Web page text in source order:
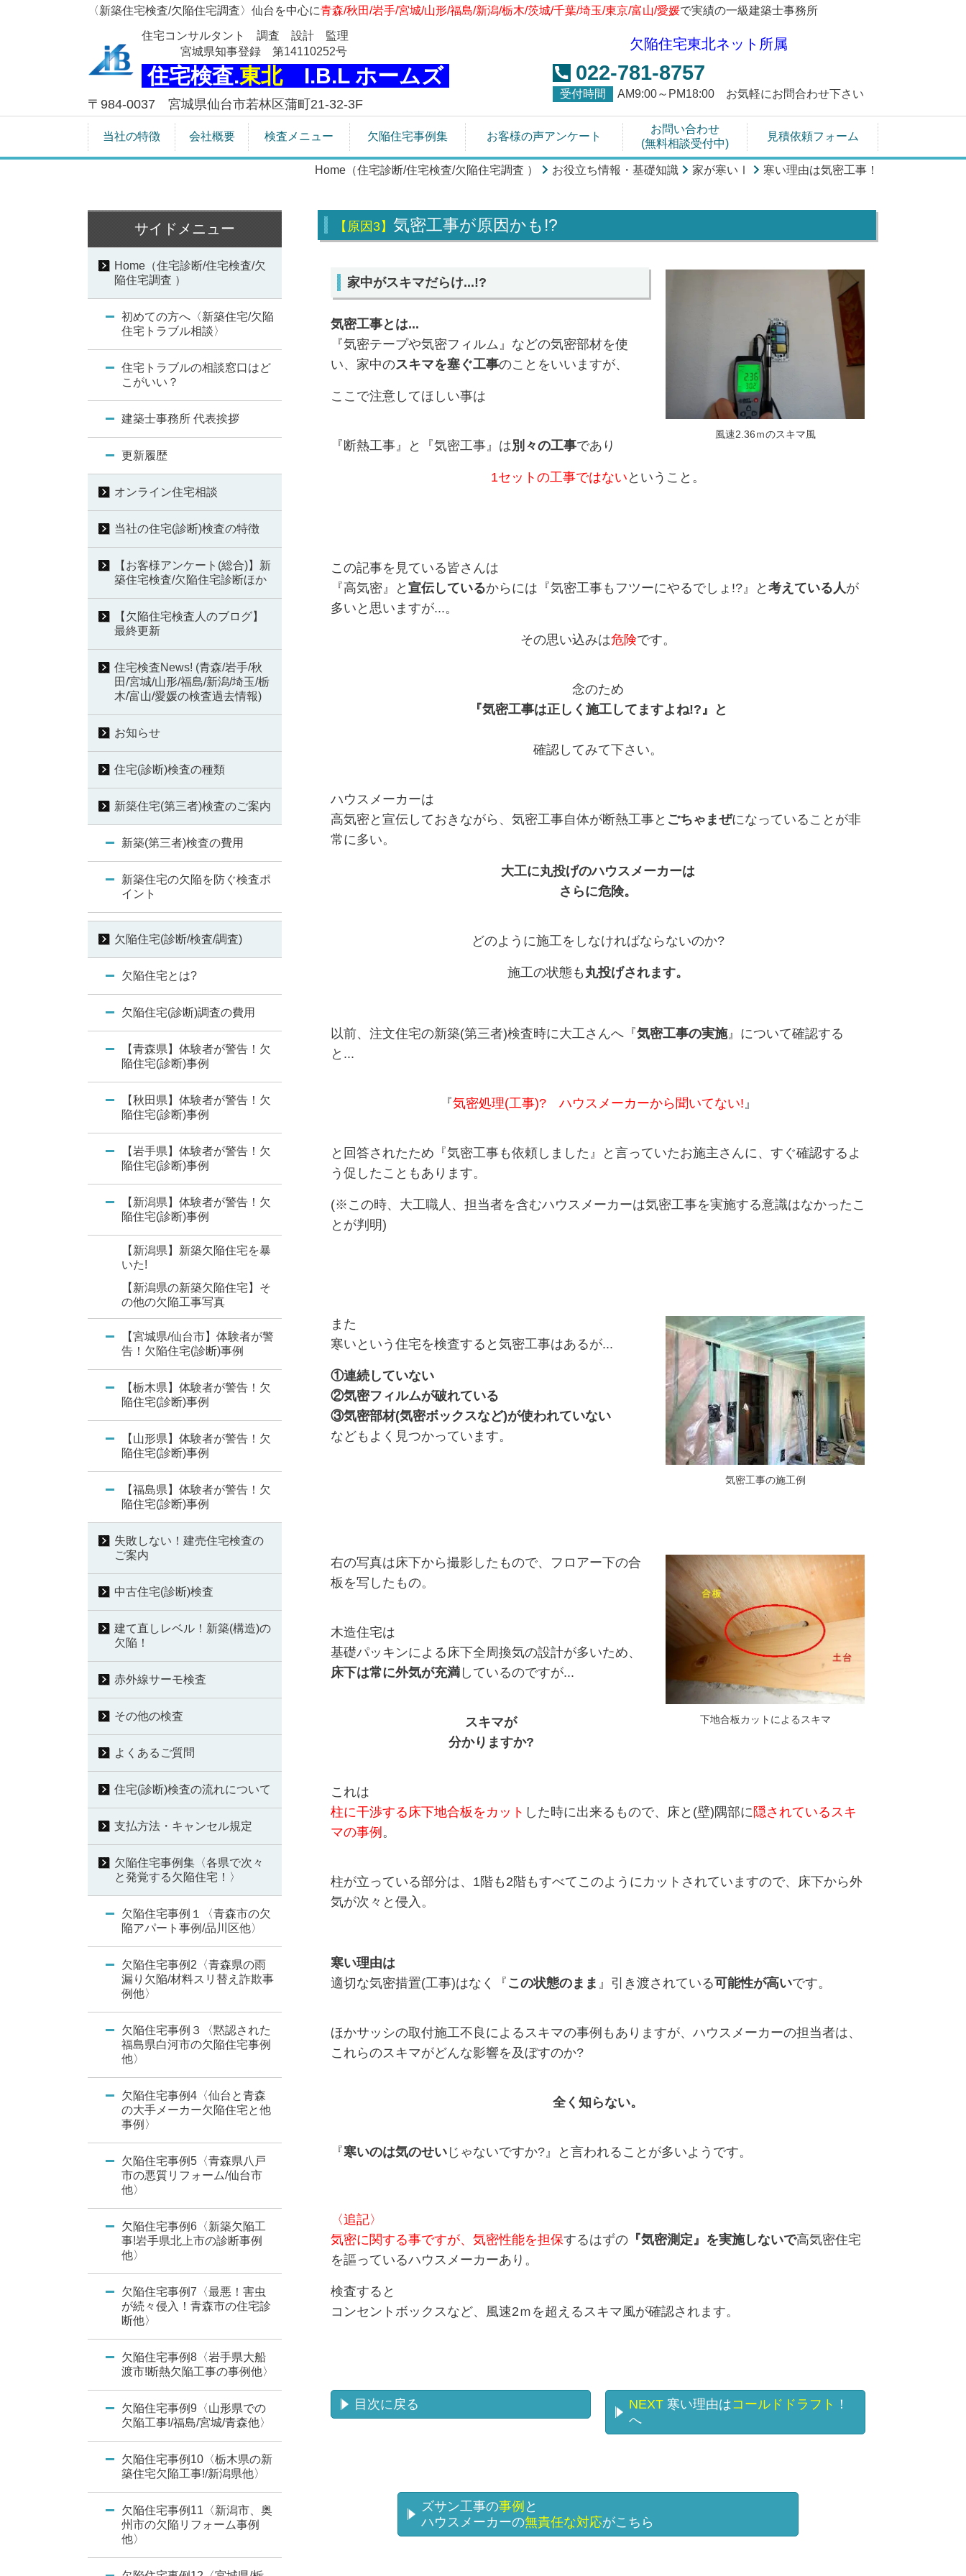
〈新築住宅検査/欠陥住宅調査〉仙台を中心に青森/秋田/岩手/宮城/山形/福島/新潟/栃木/茨城/千葉/埼玉/東京/富山/愛媛で実績の一級建築士事務所
住宅コンサルタント 調査 設計 監理
宮城県知事登録 第14110252号
住宅検査.東北 I.B.L ホームズ
〒984-0037 宮城県仙台市若林区蒲町21-32-3F
欠陥住宅東北ネット所属
022-781-8757
受付時間 AM9:00～PM18:00 お気軽にお問合わせ下さい
当社の特徴 会社概要 検査メニュー 欠陥住宅事例集 お客様の声アンケート
お問い合わせ
(無料相談受付中)
見積依頼フォーム
Home（住宅診断/住宅検査/欠陥住宅調査 ） お役立ち情報・基礎知識 家が寒いⅠ 寒い理由は気密工事！
【原因3】 気密工事が原因かも!?
風速2.36ｍのスキマ風
家中がスキマだらけ...!?
気密工事とは...
『気密テープや気密フィルム』などの気密部材を使
い、家中のスキマを塞ぐ工事のことをいいますが、
ここで注意してほしい事は
『断熱工事』と『気密工事』は別々の工事であり
1セットの工事ではない ということ。
この記事を見ている皆さんは
『高気密』と 宣伝しているからには『気密工事もフツーにやるでしょ!?』と 考えている人が
多いと思いますが...。
その思い込みは危険です。
念のため
『気密工事は正しく施工してますよね!?』と
確認してみて下さい。
ハウスメーカーは
高気密と宣伝しておきながら、気密工事自体が断熱工事と ごちゃまぜになっていることが非
常に多い。
大工に丸投げのハウスメーカーは
さらに危険。
どのように施工をしなければならないのか?
施工の状態も 丸投げされます。
以前、注文住宅の新築(第三者)検査時に大工さんへ『気密工事の実施』について確認する
と ...
『気密処理(工事)? ハウスメーカーから聞いてない!』
と回答されたため『気密工事も依頼しました』と言っていたお施主さんに、すぐ確認するよ
う促した こともあります。
(※この時、大工職人、担当者を含むハウスメーカーは気密工事を実施する意識はなかったこ
とが判明)
気密工事の施工例
また
寒いという住宅を検査すると 気密工事はあるが...
①連続していない
②気密フィルムが破れている
③気密部材(気密ボックスなど)が使われていない
などもよく見つかっています。
下地合板カットによるスキマ
右の写真は床下から撮影したもので、フロアー下の合
板を写したもの。
木造住宅は
基礎パッキンによる床下全周換気の設計が多いため、
床下は常に外気が充満 しているのですが...
スキマが
分かりますか?
これは
柱に干渉する床下地合板をカット した時に出来るもので、 床と(壁)隅部に隠されているスキ
マの事例 。
柱が立っている部分は、1階も2階もすべてこのようにカットされていますので、床下から外
気が次々と侵入。
寒い理由は
適切な気密措置(工事)はなく『 この状態のまま 』引き渡されている可能性が高いです。
ほかサッシの取付施工不良によるスキマの事例もありますが、 ハウスメーカーの担当者は、
これらのスキマがどんな影響を及ぼすのか?
全く知らない。
『寒いのは気のせい じゃないですか?』 と言われることが多いようです。
〈追記〉
気密に関する事ですが、 気密性能を担保するはずの 『気密測定』を実施しないで高気密住宅
を謳っているハウスメーカーあり。
検査すると
コンセントボックスなど、風速2ｍを超えるスキマ風が確認されます。
目次に戻る NEXT 寒い理由はコールドドラフト ！
へ
ズサン工事の事例 と
ハウスメーカーの無責任な対応がこちら
サイドメニュー
Home（住宅診断/住宅検査/欠
陥住宅調査 ）
初めての方へ〈新築住宅/欠陥
住宅トラブル相談〉
住宅トラブルの相談窓口はど
こがいい？
建築士事務所 代表挨拶
更新履歴
オンライン住宅相談
当社の住宅(診断)検査の特徴
【お客様アンケート(総合)】新
築住宅検査/欠陥住宅診断ほか
【欠陥住宅検査人のブログ】
最終更新
住宅検査News! (青森/岩手/秋
田/宮城/山形/福島/新潟/埼玉/栃
木/富山/愛媛の検査過去情報)
お知らせ
住宅(診断)検査の種類
新築住宅(第三者)検査のご案内
新築(第三者)検査の費用
新築住宅の欠陥を防ぐ検査ポ
イント
欠陥住宅(診断/検査/調査)
欠陥住宅とは?
欠陥住宅(診断)調査の費用
【青森県】体験者が警告！欠
陥住宅(診断)事例
【秋田県】体験者が警告！欠
陥住宅(診断)事例
【岩手県】体験者が警告！欠
陥住宅(診断)事例
【新潟県】体験者が警告！欠
陥住宅(診断)事例
【新潟県】新築欠陥住宅を暴
いた!
【新潟県の新築欠陥住宅】そ
の他の欠陥工事写真
【宮城県/仙台市】体験者が警
告！欠陥住宅(診断)事例
【栃木県】体験者が警告！欠
陥住宅(診断)事例
【山形県】体験者が警告！欠
陥住宅(診断)事例
【福島県】体験者が警告！欠
陥住宅(診断)事例
失敗しない！建売住宅検査の
ご案内
中古住宅(診断)検査
建て直しレベル！新築(構造)の
欠陥！
赤外線サーモ検査
その他の検査
よくあるご質問
住宅(診断)検査の流れについて
支払方法・キャンセル規定
欠陥住宅事例集〈各県で次々
と発覚する欠陥住宅！〉
欠陥住宅事例１〈青森市の欠
陥アパート事例/品川区他〉
欠陥住宅事例2〈青森県の雨
漏り欠陥/材料スリ替え詐欺事
例他〉
欠陥住宅事例３〈黙認された
福島県白河市の欠陥住宅事例
他〉
欠陥住宅事例4〈仙台と青森
の大手メーカー欠陥住宅と他
事例〉
欠陥住宅事例5〈青森県八戸
市の悪質リフォーム/仙台市
他〉
欠陥住宅事例6〈新築欠陥工
事!岩手県北上市の診断事例
他〉
欠陥住宅事例7〈最悪！害虫
が続々侵入！青森市の住宅診
断他〉
欠陥住宅事例8〈岩手県大船
渡市!断熱欠陥工事の事例他〉
欠陥住宅事例9〈山形県での
欠陥工事!/福島/宮城/青森他〉
欠陥住宅事例10〈栃木県の新
築住宅欠陥工事!/新潟県他〉
欠陥住宅事例11〈新潟市、奥
州市の欠陥リフォーム事例
他〉